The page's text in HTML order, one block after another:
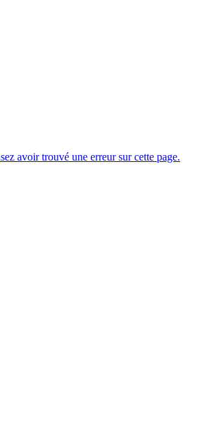
avoir trouvé une erreur sur cette page.